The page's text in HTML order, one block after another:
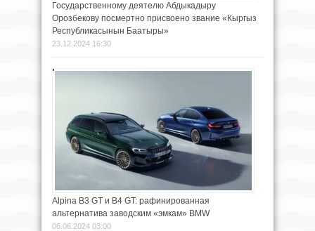
Государственному деятелю Абдыкадыру
Орозбекову посмертно присвоено звание «Кыргыз
Республикасынын Баатыры»
23.12.2024 16:30
Alpina B3 GT и B4 GT: рафинированная
альтернатива заводским «эмкам» BMW
06.06.2024 03:00